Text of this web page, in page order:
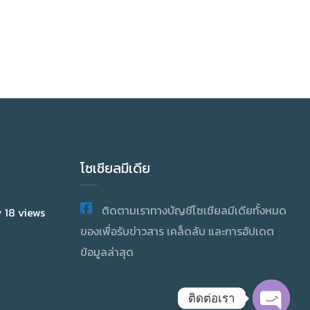
18 views
โซเชียลมีเดีย
ติดตามเราทางบัญชีโซเชียลมีเดียทั้งหมด
ของเพื่อรับข่าวสาร เคล็ดลับ และการอัปเดต
ข้อมูลล่าสุด
ติดต่อเรา